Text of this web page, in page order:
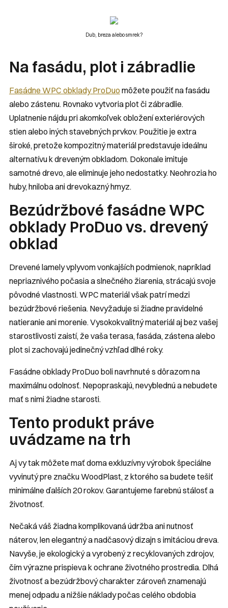
Dub, breza alebo smrek?
Na fasádu, plot i zábradlie
Fasádne WPC obklady ProDuo môžete použiť na fasádu
alebo zástenu. Rovnako vytvoria plot či zábradlie.
Uplatnenie nájdu pri akomkoľvek obložení exteriérových
stien alebo iných stavebných prvkov. Použitie je extra
široké, pretože kompozitný materiál predstavuje ideálnu
alternatívu k dreveným obkladom. Dokonale imituje
samotné drevo, ale eliminuje jeho nedostatky. Neohrozia ho
huby, hniloba ani drevokazný hmyz.
Bezúdržbové fasádne WPC
obklady ProDuo vs. drevený
obklad
Drevené lamely vplyvom vonkajších podmienok, napríklad
nepriaznivého počasia a slnečného žiarenia, strácajú svoje
pôvodné vlastnosti. WPC materiál však patrí medzi
bezúdržbové riešenia. Nevyžaduje si žiadne pravidelné
natieranie ani morenie. Vysokokvalitný materiál aj bez vašej
starostlivosti zaistí, že vaša terasa, fasáda, zástena alebo
plot si zachovajú jedinečný vzhľad dlhé roky.
Fasádne obklady ProDuo boli navrhnuté s dôrazom na
maximálnu odolnosť. Nepopraskajú, nevyblednú a nebudete
mať s nimi žiadne starosti.
Tento produkt práve
uvádzame na trh
Aj vy tak môžete mať doma exkluzívny výrobok špeciálne
vyvinutý pre značku WoodPlast, z ktorého sa budete tešiť
minimálne ďalších 20 rokov. Garantujeme farebnú stálosť a
životnosť.
Nečaká váš žiadna komplikovaná údržba ani nutnosť
náterov, len elegantný a nadčasový dizajn s imitáciou dreva.
Navyše, je ekologický a vyrobený z recyklovaných zdrojov,
čím výrazne prispieva k ochrane životného prostredia. Dlhá
životnosť a bezúdržbový charakter zároveň znamenajú
menej odpadu a nižšie náklady počas celého obdobia